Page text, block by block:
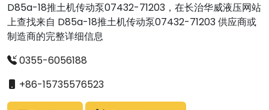
D85a-18推土机传动泵07432-71203，在长治华威液压网站
上查找来自 D85a-18推土机传动泵07432-71203 供应商或
制造商的完整详细信息
0355-6056188
+86-15735576523